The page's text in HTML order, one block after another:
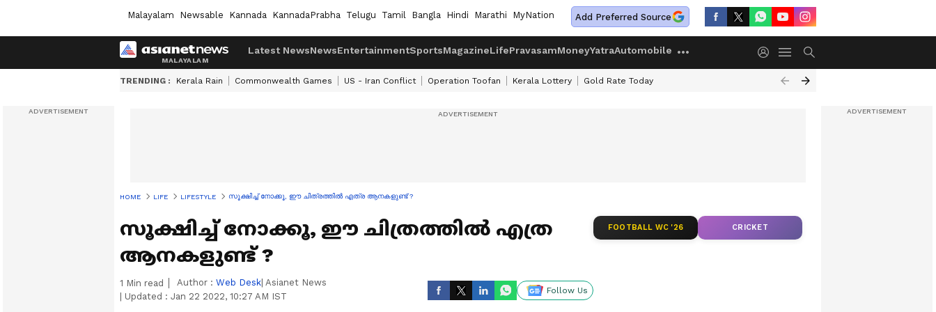
Malayalam Newsable Kannada KannadaPrabha Telugu Tamil Bangla Hindi Marathi MyNation Add Preferred Source
Latest NewsNewsEntertainmentSportsMagazineLifePravasamMoneyYatraAutomobile
TRENDING : Kerala Rain Commonwealth Games US - Iran Conflict Operation Toofan Kerala Lottery Gold Rate Today
HOME LIFE LIFESTYLE സൂക്ഷിച്ച് നോക്കൂ, ഈ ചിത്രത്തിൽ എത്ര ആനകളുണ്ട് ?
സൂക്ഷിച്ച് നോക്കൂ, ഈ ചിത്രത്തിൽ എത്ര
ആനകളുണ്ട് ?
1 Min read Author : Web Desk | Asianet News
Updated : Jan 22 2022, 10:27 AM IST
Follow Us
FOOTBALL WC '26 CRICKET